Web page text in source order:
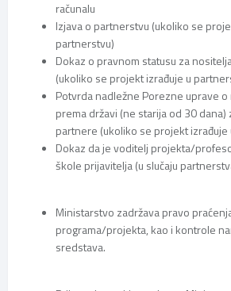
računalu
Izjava o partnerstvu (ukoliko se
partnerstvu)
Dokaz o pravnom statusu za
(ukoliko se projekt izrađuje u
Potvrda nadležne Porezne uprave
prema državi (ne starija od 30 dana)
partnere (ukoliko se projekt
Dokaz da je voditelj projekta/
škole prijavitelja (u slučaju
Ministarstvo zadržava pravo
programa/projekta, kao i kontrole
sredstava.